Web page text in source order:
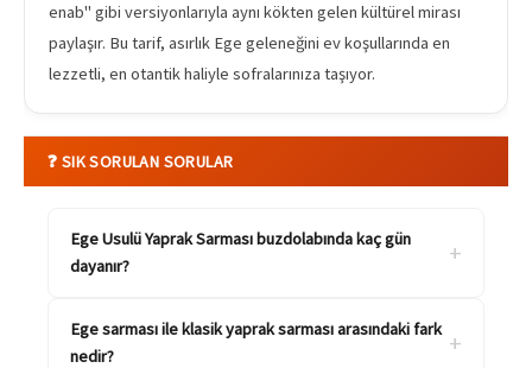
enab" gibi versiyonlarıyla aynı kökten gelen kültürel mirası
paylaşır. Bu tarif, asırlık Ege geleneğini ev koşullarında en
lezzetli, en otantik haliyle sofralarınıza taşıyor.
❓ SIK SORULAN SORULAR
Ege Usulü Yaprak Sarması buzdolabında kaç gün
dayanır?
+
Ege sarması ile klasik yaprak sarması arasındaki fark
nedir?
+